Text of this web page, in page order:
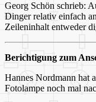
Georg Schön schrieb:
Dinger relativ einfach
Zeileninhalt entweder
Berichtigung zum
Hannes Nordmann hat
Fotolampe noch mal